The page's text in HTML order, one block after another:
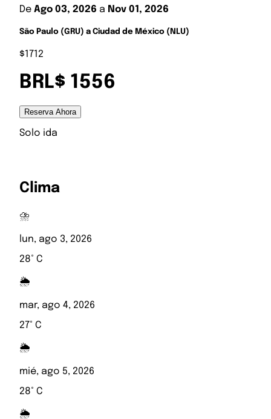
De Ago 03, 2026 a Nov 01, 2026
São Paulo (GRU) a Ciudad de México (NLU)
$1712
BRL$ 1556
Reserva Ahora
Solo ida
Clima
⛈️
lun, ago 3, 2026
28° C
🌦️
mar, ago 4, 2026
27° C
🌦️
mié, ago 5, 2026
28° C
🌦️